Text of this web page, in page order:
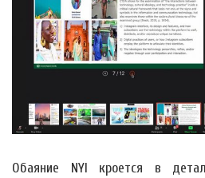
Обаяние NYI кроется в